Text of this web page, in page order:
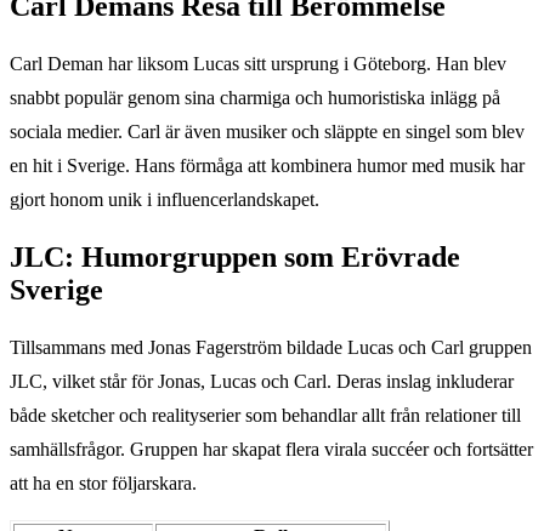
Carl Demans Resa till Berömmelse
Carl Deman har liksom Lucas sitt ursprung i Göteborg. Han blev
snabbt populär genom sina charmiga och humoristiska inlägg på
sociala medier. Carl är även musiker och släppte en singel som blev
en hit i Sverige. Hans förmåga att kombinera humor med musik har
gjort honom unik i influencerlandskapet.
JLC: Humorgruppen som Erövrade
Sverige
Tillsammans med Jonas Fagerström bildade Lucas och Carl gruppen
JLC, vilket står för Jonas, Lucas och Carl. Deras inslag inkluderar
både sketcher och realityserier som behandlar allt från relationer till
samhällsfrågor. Gruppen har skapat flera virala succéer och fortsätter
att ha en stor följarskara.